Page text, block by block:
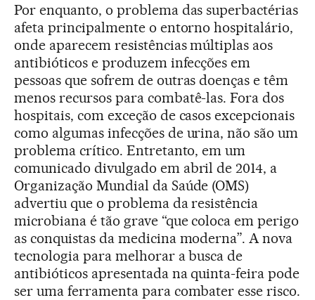
Por enquanto, o problema das superbactérias
afeta principalmente o entorno hospitalário,
onde aparecem resistências múltiplas aos
antibióticos e produzem infecções em
pessoas que sofrem de outras doenças e têm
menos recursos para combatê-las. Fora dos
hospitais, com exceção de casos excepcionais
como algumas infecções de urina, não são um
problema crítico. Entretanto, em um
comunicado divulgado em abril de 2014, a
Organização Mundial da Saúde (OMS)
advertiu que o problema da resistência
microbiana é tão grave “que coloca em perigo
as conquistas da medicina moderna”. A nova
tecnologia para melhorar a busca de
antibióticos apresentada na quinta-feira pode
ser uma ferramenta para combater esse risco.